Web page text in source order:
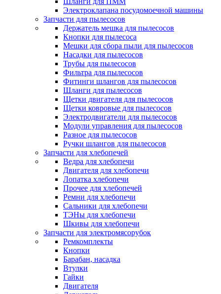
Электроклапана посудомоечной машины
Запчасти для пылесосов
Держатель мешка для пылесосов
Кнопки для пылесоса
Мешки для сбора пыли для пылесосов
Насадки для пылесосов
Трубы для пылесосов
Фильтра для пылесосов
Фитинги шлангов для пылесосов
Шланги для пылесосов
Щетки двигателя для пылесосов
Щетки ковровые для пылесосов
Электродвигатели для пылесосов
Модули управления для пылесосов
Разное для пылесосов
Ручки шлангов для пылесосов
Запчасти для хлебопечей
Ведра для хлебопечи
Двигателя для хлебопечи
Лопатка хлебопечи
Прочее для хлебопечей
Ремни для хлебопечи
Сальники для хлебопечи
ТЭНы для хлебопечи
Шкивы для хлебопечи
Запчасти для электромясорубок
Ремкомплекты
Кнопки
Барабан, насадка
Втулки
Гайки
Двигателя